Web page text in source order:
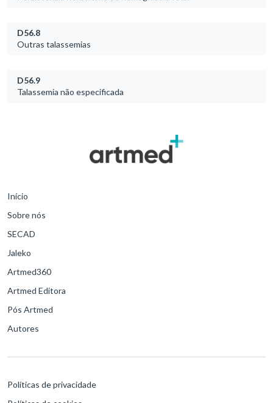
D56.8
Outras talassemias
D56.9
Talassemia não especificada
Início
Sobre nós
SECAD
Jaleko
Artmed360
Artmed Editora
Pós Artmed
Autores
Políticas de privacidade